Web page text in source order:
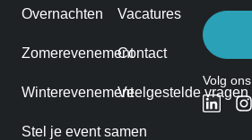
Overnachten
Zomerevenement
Winterevenement
Stel je event samen
Vacatures
Contact
Veelgestelde vragen
Volg ons